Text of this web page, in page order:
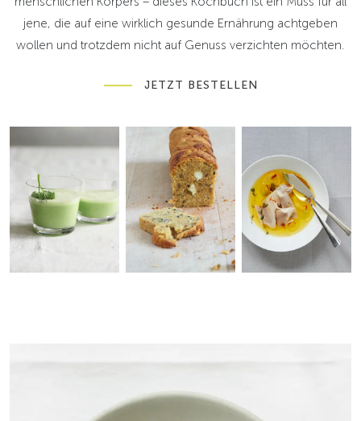
jene, die auf eine wirklich gesunde Ernährung achtgeben
wollen und trotzdem nicht auf Genuss verzichten möchten.
JETZT BESTELLEN